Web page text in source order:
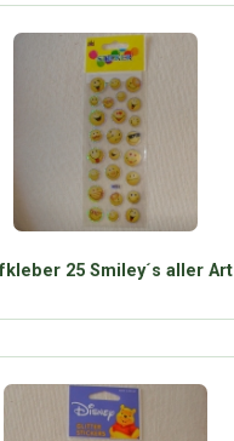
25 Smiley´s aller Art